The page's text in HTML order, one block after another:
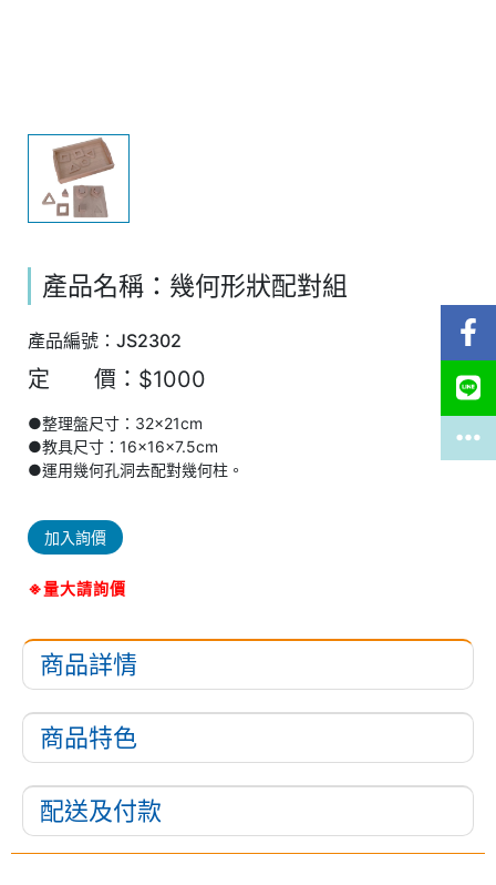
產品名稱：幾何形狀配對組
產品編號：JS2302
定 價：$1000
●整理盤尺寸：32×21cm
●教具尺寸：16×16×7.5cm
●運用幾何孔洞去配對幾何柱。
加入詢價
※量大請詢價
商品詳情
商品特色
配送及付款